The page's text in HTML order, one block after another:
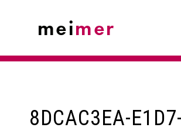
8DCAC3EA-